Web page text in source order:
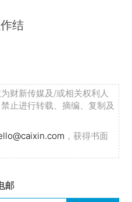
结
财新传媒及/或相关权利人
止进行转载、摘编、复制及
，获得书面
邮